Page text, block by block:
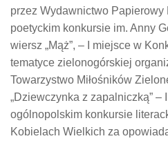
przez Wydawnictwo
poetyckim konkursie im. Anny
wiersz „Mąż”, – I miejsce w
tematyce zielonogórskiej
Towarzystwo Miłośników
„Dziewczynka z zapalniczką” – I
ogólnopolskim konkursie
Kobielach Wielkich za